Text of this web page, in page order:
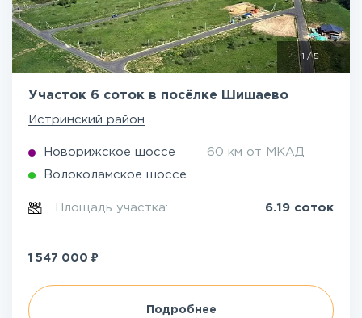
/5
Участок 6 соток в посёлке Шишаево
Истринский район
Новорижское шоссе 60 км от МКАД
Волоколамское шоссе
Площадь участка: 6.19 соток
1 547 000 ₽
Подробнее